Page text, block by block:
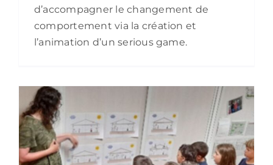
d’accompagner le changement de
comportement via la création et
l’animation d’un serious game.